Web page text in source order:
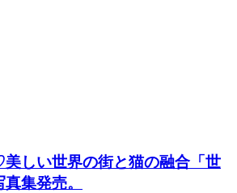
しい世界の街と猫の融合「世
集発売。